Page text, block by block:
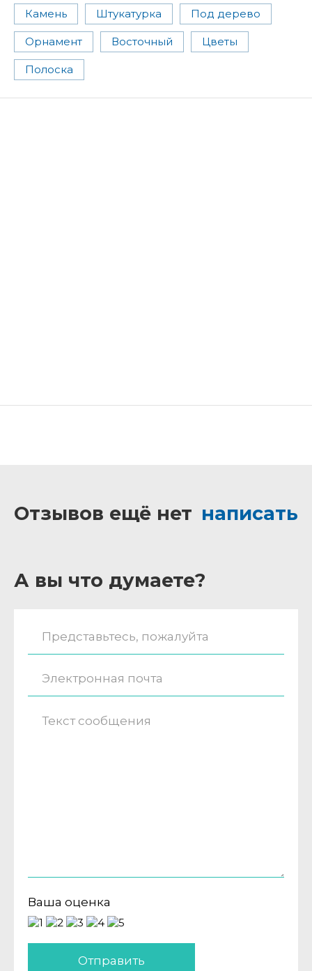
Камень Штукатурка Под дерево
Орнамент Восточный Цветы
Полоска
Отзывов ещё нет написать
А вы что думаете?
Ваша оценка
Отправить